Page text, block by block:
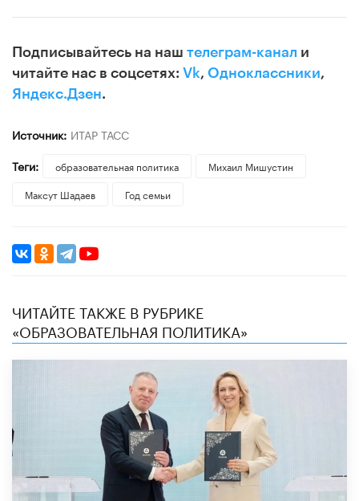
Подписывайтесь на наш телеграм-канал и
читайте нас в соцсетях: Vk, Одноклассники,
Яндекс.Дзен.
Источник: ИТАР ТАСС
Теги:
образовательная политика
Михаил Мишустин
Максут Шадаев
Год семьи
ЧИТАЙТЕ ТАКЖЕ В РУБРИКЕ
«ОБРАЗОВАТЕЛЬНАЯ ПОЛИТИКА»